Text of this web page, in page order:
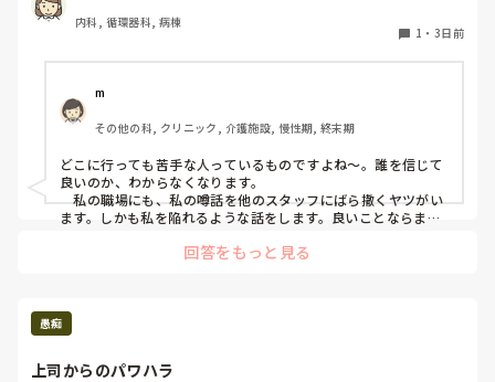
内科, 循環器科, 病棟
1 ・ 3日前
m
その他の科, クリニック, 介護施設, 慢性期, 終末期
どこに行っても苦手な人っているものですよね〜。誰を信じて
良いのか、わからなくなります。
私の職場にも、私の噂話を他のスタッフにばら撒くヤツがい
ます。しかも私を陥れるような話をします。良いことならまだ
私や周りが何も言わないから、いいこと幸い、言いたい放題
5.6回転職していますが、半分くらいは、ヤバい人が存在しま
す。
回答をもっと見る
愚痴
上司からのパワハラ